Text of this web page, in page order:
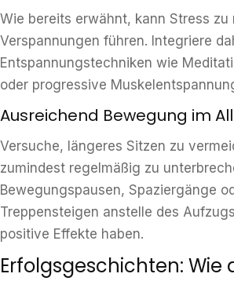
Wie bereits erwähnt, kann Stress zu
Verspannungen führen. Integriere
Entspannungstechniken wie
oder progressive
Ausreichend Bewegung im
Versuche, längeres Sitzen zu
zumindest regelmäßig zu
Bewegungspausen, Spaziergänge
Treppensteigen anstelle des
positive Effekte haben.
Erfolgsgeschichten: Wie